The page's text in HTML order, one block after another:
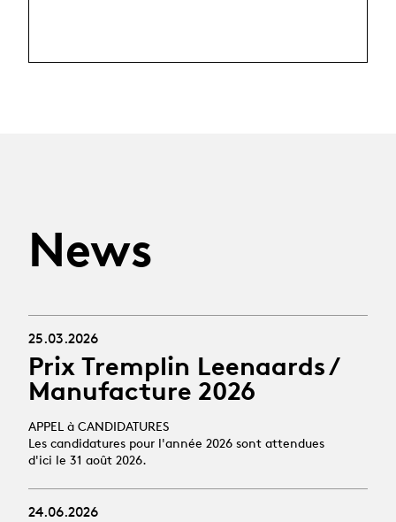
News
25.03.2026
Prix Tremplin Leenaards /
Manufacture 2026
APPEL à CANDIDATURES
Les candidatures pour l'année 2026 sont attendues
d'ici le 31 août 2026.
24.06.2026